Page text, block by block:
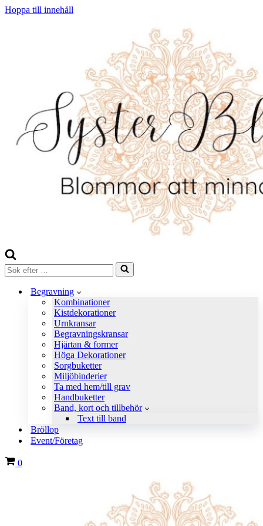
Hoppa till innehåll
Sök
efter
Begravning
Kombinationer
Kistdekorationer
Urnkransar
Begravningskransar
Hjärtan & former
Höga Dekorationer
Sorgbuketter
Miljöbinderier
Ta med hem/till grav
Handbuketter
Band, kort och tillbehör
Text till band
Bröllop
Event/Företag
Varukorg
0